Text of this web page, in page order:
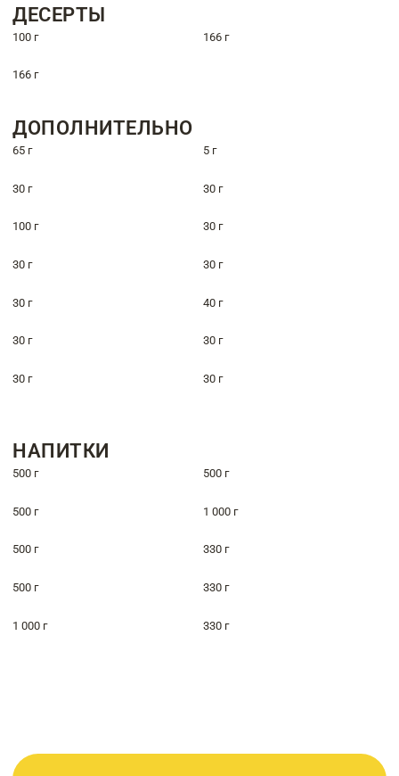
ДЕСЕРТЫ
100 г 166 г
166 г
ДОПОЛНИТЕЛЬНО
65 г 5 г
30 г 30 г
100 г 30 г
30 г 30 г
30 г 40 г
30 г 30 г
30 г 30 г
НАПИТКИ
500 г 500 г
500 г 1 000 г
500 г 330 г
500 г 330 г
1 000 г 330 г